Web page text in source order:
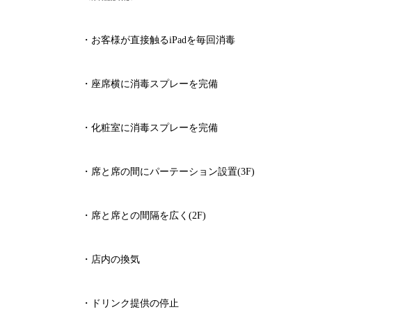
・お客様が直接触るiPadを毎回消毒
・座席横に消毒スプレーを完備
・化粧室に消毒スプレーを完備
・席と席の間にパーテーション設置(3F)
・席と席との間隔を広く (2F)
・店内の換気
・ドリンク提供の停止